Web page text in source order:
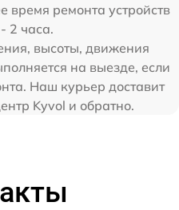
время ремонта устройств
2 часа.
высоты, движения
на выезде, если
Наш курьер доставит
Kyvol и обратно.